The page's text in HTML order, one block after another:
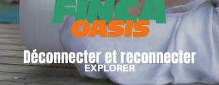
Déconnecter et reconnecter
EXPLORER